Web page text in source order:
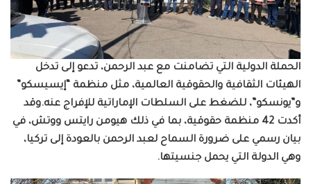
الحملة الدولية التي تضامنت مع عبد الرحمن، تدعو إلى تدخل
الهيئات الثقافية والحقوقية العالمية، مثل منظمة “إيسيسكو”
و”يونسكو”، للضغط على السلطات الإماراتية للإفراج عنه.وقد
أكدت 42 منظمة حقوقية، بما في ذلك هيومن رايتس ووتش، في
بيان رسمي على ضرورة السماح لعبد الرحمن بالعودة إلى تركيا،
وهي الدولة التي يحمل جنسيتها.